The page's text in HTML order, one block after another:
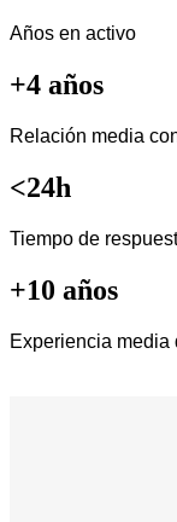
Años en activo
+4 años
Relación media
<24h
Tiempo de
+10 años
Experiencia media